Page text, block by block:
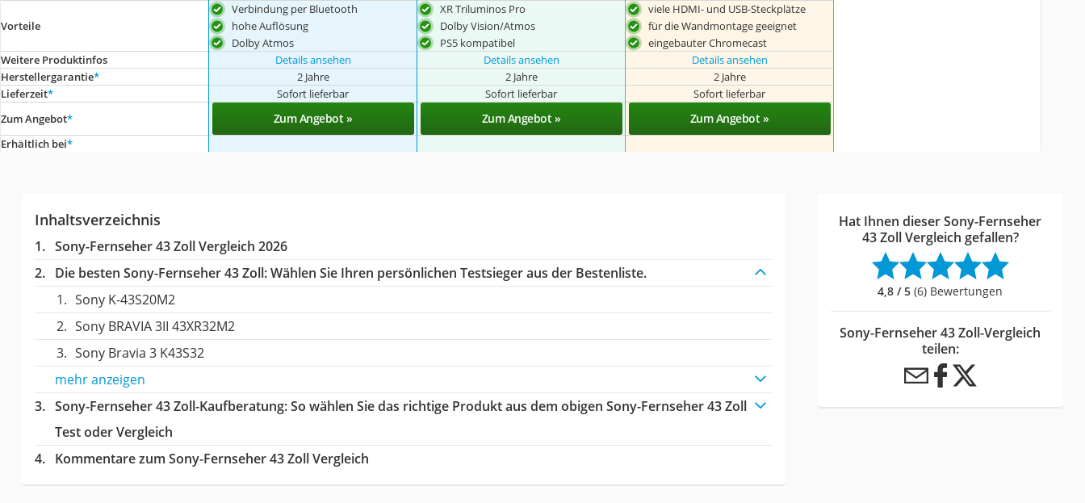
Vorteile
Verbindung per Bluetooth
hohe Auflösung
Dolby Atmos
XR Triluminos Pro
Dolby Vision/Atmos
PS5 kompatibel
viele HDMI- und USB-Steckplätze
für die Wandmontage geeignet
eingebauter Chromecast
Weitere Produktinfos
Details ansehen Details ansehen
Details ansehen
Herstellergarantie* 2 Jahre 2 Jahre
2 Jahre
Lieferzeit* Sofort lieferbar Sofort lieferbar
Sofort lieferbar
Zum Angebot* Zum Angebot » Zum Angebot » Zum Angebot »
Erhältlich bei*
Inhaltsverzeichnis
Sony-Fernseher 43 Zoll Vergleich 2026
Die besten Sony-Fernseher 43 Zoll:Wählen Sie Ihren persönlichen Testsieger aus der Bestenliste.
Sony K-43S20M2
Sony BRAVIA 3II 43XR32M2
Sony Bravia 3 K43S32
mehr anzeigen
Sony-Fernseher 43 Zoll-Kaufberatung: So wählen Sie das richtige Produkt aus dem obigen Sony-Fernseher 43 Zoll
Test oder Vergleich
Kommentare zum Sony-Fernseher 43 Zoll Vergleich
Hat Ihnen dieser Sony-Fernseher
43 Zoll Vergleich gefallen?
4,8 / 5 (6) Bewertungen
Sony-Fernseher 43 Zoll-Vergleich
teilen: